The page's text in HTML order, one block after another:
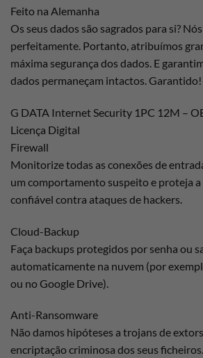
Feito na Alemanha
Os seus dados são sagrados para si?
perfeitamente. Portanto, atribuímos
máxima segurança dos dados. E
dados permaneçam intactos. Garantido!
G DATA Internet Security 1PC 12M –
Licença Digital
Firewall
Monitorize todas as conexões de
um comportamento suspeito e proteja a
confiável contra ataques de hackers.
Cloud-Backup
Faça backups protegidos por senha ou
automaticamente na nuvem (por
ou no Google Drive).
Anti-Ransomware
Não damos hipóteses a trojans de
encriptação criminosa dos seus ficheiros.